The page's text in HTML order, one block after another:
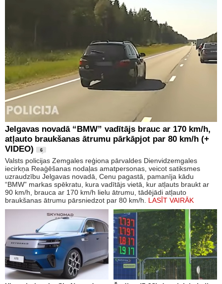
Jelgavas novadā “BMW” vadītājs brauc ar 170 km/h,
atļauto braukšanas ātrumu pārkāpjot par 80 km/h (+
VIDEO)
6
Valsts policijas Zemgales reģiona pārvaldes Dienvidzemgales
iecirkņa Reaģēšanas nodaļas amatpersonas, veicot satiksmes
uzraudzību Jelgavas novadā, Cenu pagastā, pamanīja kādu
“BMW” markas spēkratu, kura vadītājs vietā, kur atļauts braukt ar
90 km/h, brauca ar 170 km/h lielu ātrumu, tādējādi atļauto
braukšanas ātrumu pārsniedzot par 80 km/h. LASĪT VAIRĀK